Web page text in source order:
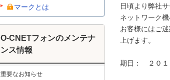
日頃より弊社
ネットワーク
お客様にはご
上げます。
期日：　２０１
マークとは
O-CNETフォンのメンテナ
ンス情報
重要なお知らせ